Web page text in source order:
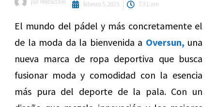
por Redaccion febrero 5, 2025 7:31 am
El mundo del pádel y más concretamente el
de la moda da la bienvenida a Oversun, una
nueva marca de ropa deportiva que busca
fusionar moda y comodidad con la esencia
más pura del deporte de la pala. Con un